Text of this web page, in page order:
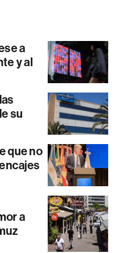
a
y al
su
que no
a